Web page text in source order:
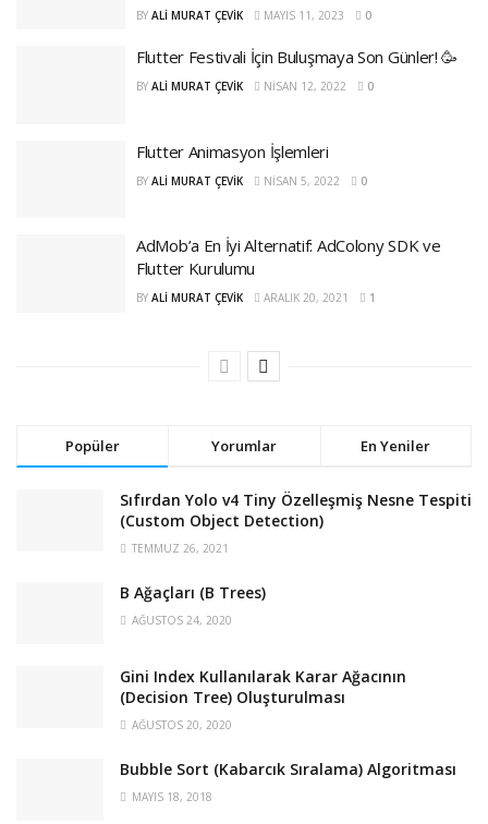
BY ALI MURAT ÇEVIK MAYIS 11, 2023 0
Flutter Festivali İçin Buluşmaya Son Günler! 🥳
BY ALI MURAT ÇEVIK NISAN 12, 2022 0
Flutter Animasyon İşlemleri
BY ALI MURAT ÇEVIK NISAN 5, 2022 0
AdMob’a En İyi Alternatif: AdColony SDK ve
Flutter Kurulumu
BY ALI MURAT ÇEVIK ARALIK 20, 2021 1
Popüler Yorumlar En Yeniler
Sıfırdan Yolo v4 Tiny Özelleşmiş Nesne Tespiti
(Custom Object Detection)
TEMMUZ 26, 2021
B Ağaçları (B Trees)
AĞUSTOS 24, 2020
Gini Index Kullanılarak Karar Ağacının
(Decision Tree) Oluşturulması
AĞUSTOS 20, 2020
Bubble Sort (Kabarcık Sıralama) Algoritması
MAYIS 18, 2018